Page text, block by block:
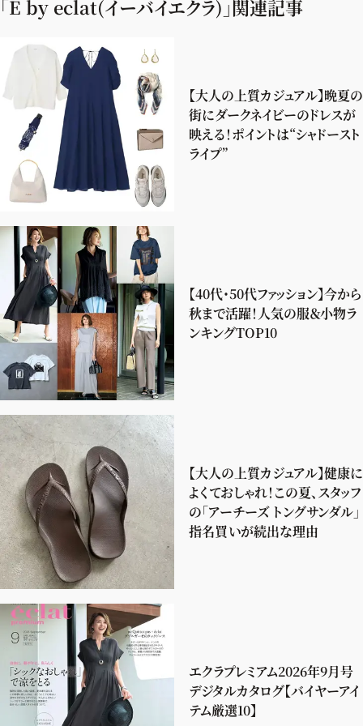
「E by eclat(イーバイエクラ)」関連記事
【大人の上質カジュアル】晩夏の
街にダークネイビーのドレスが
映える！ポイントは“シャドースト
ライプ”
【40代・50代ファッション】今から
秋まで活躍！人気の服＆小物ラ
ンキングTOP10
【大人の上質カジュアル】健康に
よくておしゃれ！この夏、スタッフ
の「アーチーズ トングサンダル」
指名買いが続出な理由
エクラプレミアム2026年9月号
デジタルカタログ【バイヤーアイ
テム厳選10】